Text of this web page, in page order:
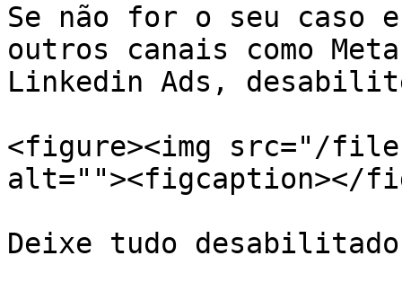
Se não for o seu caso
outros canais como
Linkedin Ads,
<figure><img src="/files/
alt=""><figcaption></
Deixe tudo